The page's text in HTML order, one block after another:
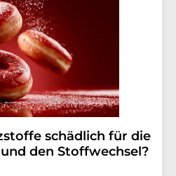
schädlich für die
den Stoffwechsel?